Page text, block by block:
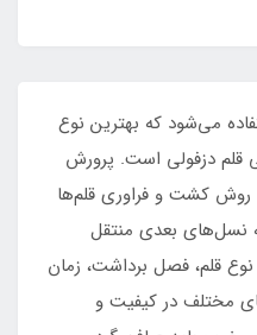
می‌شود که بهترین نوع
قلم دزفولی است. پرورش
روش کشت و فراوری قلم‌ها
نسل‌های بعدی منتقل
قلم، فصل برداشت، زمان
مختلف در کیفیت و